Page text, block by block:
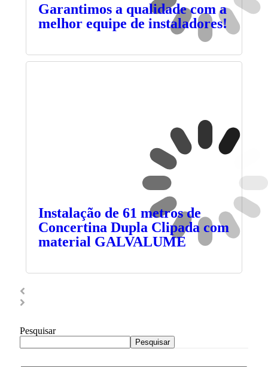
Garantimos a qualidade com a
melhor equipe de instaladores!
Instalação de 61 metros de
Concertina Dupla Clipada com
material GALVALUME
Pesquisar
Pesquisar